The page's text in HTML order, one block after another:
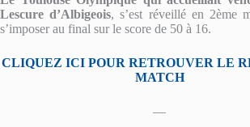
Lescure d’Albigeois, s’est réveillé en 2ème
s’imposer au final sur le score de 50 à 16.
CLIQUEZ ICI POUR RETROUVER LE
MATCH
—